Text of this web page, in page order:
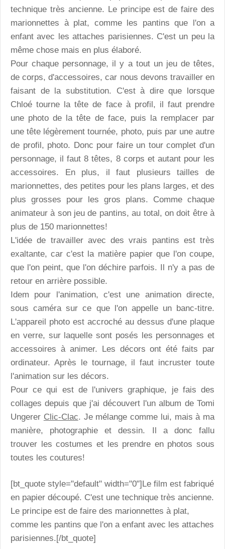
technique très ancienne. Le principe est de faire des
marionnettes à plat, comme les pantins que l'on a
enfant avec les attaches parisiennes. C'est un peu la
même chose mais en plus élaboré.
Pour chaque personnage, il y a tout un jeu de têtes,
de corps, d'accessoires, car nous devons travailler en
faisant de la substitution. C'est à dire que lorsque
Chloé tourne la tête de face à profil, il faut prendre
une photo de la tête de face, puis la remplacer par
une tête légèrement tournée, photo, puis par une autre
de profil, photo. Donc pour faire un tour complet d'un
personnage, il faut 8 têtes, 8 corps et autant pour les
accessoires. En plus, il faut plusieurs tailles de
marionnettes, des petites pour les plans larges, et des
plus grosses pour les gros plans. Comme chaque
animateur à son jeu de pantins, au total, on doit être à
plus de 150 marionnettes!
L'idée de travailler avec des vrais pantins est très
exaltante, car c'est la matière papier que l'on coupe,
que l'on peint, que l'on déchire parfois. Il n'y a pas de
retour en arrière possible.
Idem pour l'animation, c'est une animation directe,
sous caméra sur ce que l'on appelle un banc-titre.
L'appareil photo est accroché au dessus d'une plaque
en verre, sur laquelle sont posés les personnages et
accessoires à animer. Les décors ont été faits par
ordinateur. Après le tournage, il faut incruster toute
l'animation sur les décors.
Pour ce qui est de l'univers graphique, je fais des
collages depuis que j'ai découvert l'un album de Tomi
Ungerer Clic-Clac. Je mélange comme lui, mais à ma
manière, photographie et dessin. Il a donc fallu
trouver les costumes et les prendre en photos sous
toutes les coutures!
[bt_quote style="default" width="0"]Le film est fabriqué
en papier découpé. C'est une technique très ancienne.
Le principe est de faire des marionnettes à plat,
comme les pantins que l'on a enfant avec les attaches
parisiennes.[/bt_quote]